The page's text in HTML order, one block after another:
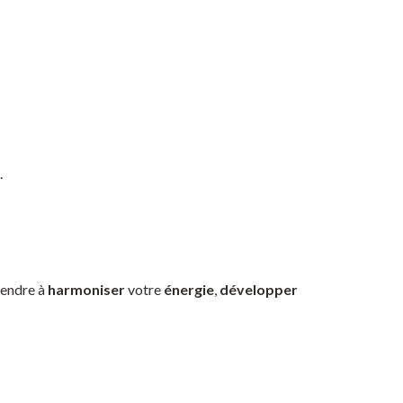
à harmoniservotre énergie, développer